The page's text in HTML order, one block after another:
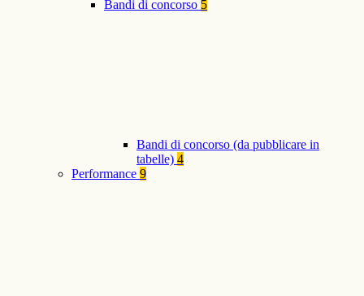
Bandi di concorso 5
Bandi di concorso (da pubblicare in
tabelle) 4
Performance 9